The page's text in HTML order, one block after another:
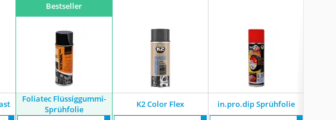
Bestseller
Foliatec Flüssiggummi-
Sprühfolie
K2 Color Flex in.pro.dip Sprühfolie